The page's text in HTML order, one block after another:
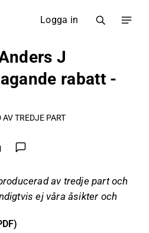
Logga in
J
rabatt -
TREDJE PART
av tredje part och
ej våra åsikter och